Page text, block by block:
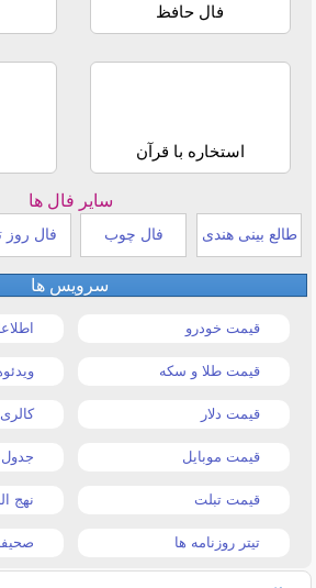
فال حافظ
استخاره با قرآن
سایر فال ها
طالع بینی هندی فال چوب فال روز
سرویس ها
قیمت خودرو
قیمت طلا و سکه
قیمت دلار
قیمت موبایل
قیمت تبلت نهج
تیتر روزنامه ها